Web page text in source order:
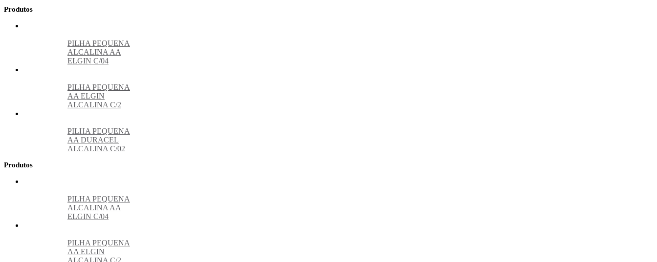
Produtos
PILHA PEQUENA
ALCALINA AA
ELGIN C/04
PILHA PEQUENA
AA ELGIN
ALCALINA C/2
PILHA PEQUENA
AA DURACEL
ALCALINA C/02
Produtos
PILHA PEQUENA
ALCALINA AA
ELGIN C/04
PILHA PEQUENA
AA ELGIN
ALCALINA C/2